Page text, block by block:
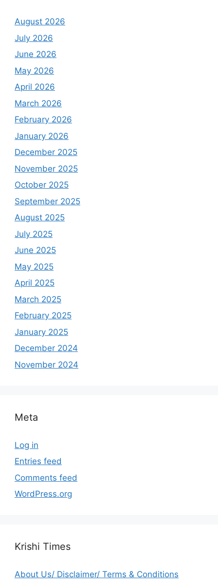
August 2026
July 2026
June 2026
May 2026
April 2026
March 2026
February 2026
January 2026
December 2025
November 2025
October 2025
September 2025
August 2025
July 2025
June 2025
May 2025
April 2025
March 2025
February 2025
January 2025
December 2024
November 2024
Meta
Log in
Entries feed
Comments feed
WordPress.org
Krishi Times
About Us/ Disclaimer/ Terms & Conditions